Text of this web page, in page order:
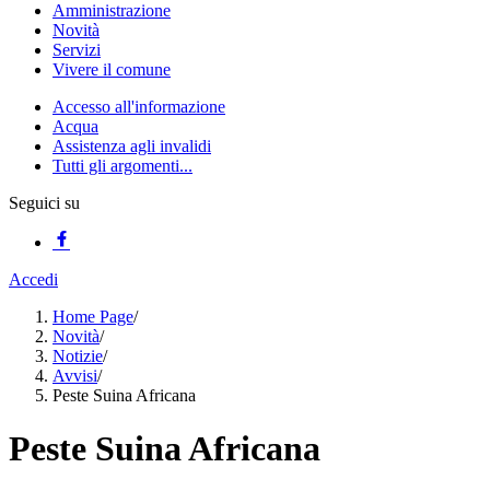
Amministrazione
Novità
Servizi
Vivere il comune
Accesso all'informazione
Acqua
Assistenza agli invalidi
Tutti gli argomenti...
Seguici su
Accedi
Home Page/
Novità/
Notizie/
Avvisi/
Peste Suina Africana
Peste Suina Africana